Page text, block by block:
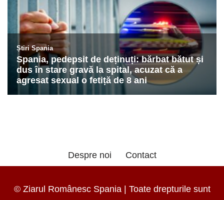
Despre noi Contact
© Ziarul Românesc Spania | Toate drepturile sunt